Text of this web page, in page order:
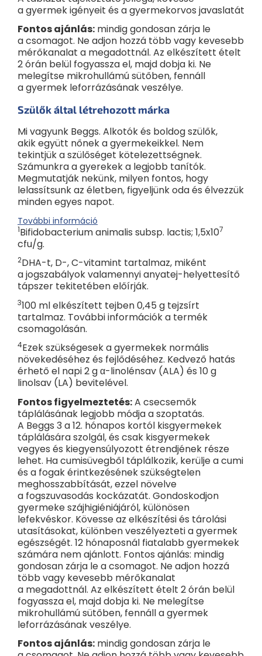
a gyermek igényeit és a gyermekorvos javaslatát
Fontos ajánlás: mindig gondosan zárja le
a csomagot. Ne adjon hozzá több vagy kevesebb
mérőkanalat a megadottnál. Az elkészített ételt
2 órán belül fogyassza el, majd dobja ki. Ne
melegítse mikrohullámú sütőben, fennáll
a gyermek leforrázásának veszélye.
Szülők által létrehozott márka
Mi vagyunk Beggs. Alkotók és boldog szülők,
akik együtt nőnek a gyermekeikkel. Nem
tekintjük a szülőséget kötelezettségnek.
Számunkra a gyerekek a legjobb tanítók.
Megmutatják nekünk, milyen fontos, hogy
lelassítsunk az életben, figyeljünk oda és élvezzük
minden egyes napot.
További információ
1Bifidobacterium animalis subsp. lactis; 1,5x107
cfu/g.
2DHA-t, D-, C-vitamint tartalmaz, miként
a jogszabályok valamennyi anyatej-helyettesítő
tápszer tekitetében előírják.
3100 ml elkészített tejben 0,45 g tejzsírt
tartalmaz. További információk a termék
csomagolásán.
4Ezek szükségesek a gyermekek normális
növekedéséhez és fejlődéséhez. Kedvező hatás
érhető el napi 2 g α-linolénsav (ALA) és 10 g
linolsav (LA) bevitelével.
Fontos figyelmeztetés:A csecsemők
táplálásának legjobb módja a szoptatás.
A Beggs 3 a 12. hónapos kortól kisgyermekek
táplálására szolgál, és csak kisgyermekek
vegyes és kiegyensúlyozott étrendjének része
lehet. Ha cumisüvegből táplálkozik, kerülje a cumi
és a fogak érintkezésének szükségtelen
meghosszabbítását, ezzel növelve
a fogszuvasodás kockázatát. Gondoskodjon
gyermeke szájhigiéniájáról, különösen
lefekvéskor. Kövesse az elkészítési és tárolási
utasításokat, különben veszélyezteti a gyermek
egészségét. 12 hónaposnál fiatalabb gyermekek
számára nem ajánlott. Fontos ajánlás: mindig
gondosan zárja le a csomagot. Ne adjon hozzá
több vagy kevesebb mérőkanalat
a megadottnál. Az elkészített ételt 2 órán belül
fogyassza el, majd dobja ki. Ne melegítse
mikrohullámú sütőben, fennáll a gyermek
leforrázásának veszélye.
Fontos ajánlás: mindig gondosan zárja le